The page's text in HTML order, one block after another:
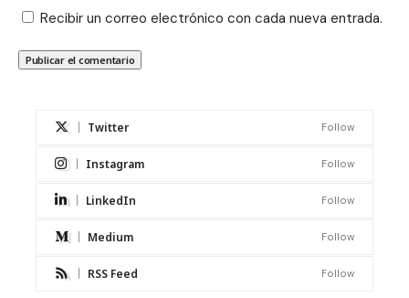
Recibir un correo electrónico con cada nueva entrada.
Twitter Follow
Instagram Follow
LinkedIn Follow
Medium Follow
RSS Feed Follow